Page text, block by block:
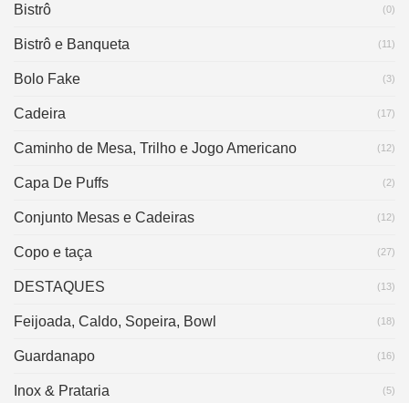
Bistrô (0)
Bistrô e Banqueta (11)
Bolo Fake (3)
Cadeira (17)
Caminho de Mesa, Trilho e Jogo Americano (12)
Capa De Puffs (2)
Conjunto Mesas e Cadeiras (12)
Copo e taça (27)
DESTAQUES (13)
Feijoada, Caldo, Sopeira, Bowl (18)
Guardanapo (16)
Inox & Prataria (5)